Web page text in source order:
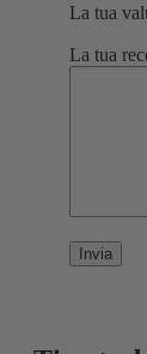
La tua
La tua